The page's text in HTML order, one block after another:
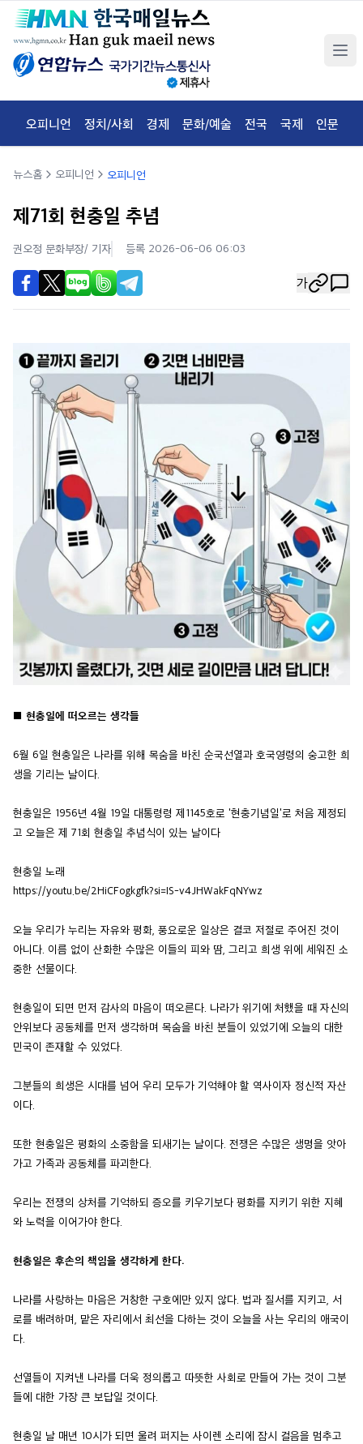
오피니언 정치/사회 경제 문화/예술 전국 국제 인문
뉴스홈 오피니언 오피니언
제71회 현충일 추념
권오정 문화부장/ 기자 등록 2026-06-06 06:03
가
■ 현충일에 떠오르는 생각들
6월 6일 현충일은 나라를 위해 목숨을 바친 순국선열과 호국영령의 숭고한 희
생을 기리는 날이다.
현충일은 1956년 4월 19일 대통령령 제1145호로 '현충기념일'로 처음 제정되
고 오늘은 제 71회 현충일 추념식이 있는 날이다
현충일 노래
https://youtu.be/2HiCFogkgfk?si=IS-v4JHWakFqNYwz
오늘 우리가 누리는 자유와 평화, 풍요로운 일상은 결코 저절로 주어진 것이
아니다. 이름 없이 산화한 수많은 이들의 피와 땀, 그리고 희생 위에 세워진 소
중한 선물이다.
현충일이 되면 먼저 감사의 마음이 떠오른다. 나라가 위기에 처했을 때 자신의
안위보다 공동체를 먼저 생각하며 목숨을 바친 분들이 있었기에 오늘의 대한
민국이 존재할 수 있었다.
그분들의 희생은 시대를 넘어 우리 모두가 기억해야 할 역사이자 정신적 자산
이다.
또한 현충일은 평화의 소중함을 되새기는 날이다. 전쟁은 수많은 생명을 앗아
가고 가족과 공동체를 파괴한다.
우리는 전쟁의 상처를 기억하되 증오를 키우기보다 평화를 지키기 위한 지혜
와 노력을 이어가야 한다.
현충일은 후손의 책임을 생각하게 한다.
나라를 사랑하는 마음은 거창한 구호에만 있지 않다. 법과 질서를 지키고, 서
로를 배려하며, 맡은 자리에서 최선을 다하는 것이 오늘을 사는 우리의 애국이
다.
선열들이 지켜낸 나라를 더욱 정의롭고 따뜻한 사회로 만들어 가는 것이 그분
들에 대한 가장 큰 보답일 것이다.
현충일 날 매년 10시가 되면 울려 퍼지는 사이렌 소리에 잠시 걸음을 멈추고